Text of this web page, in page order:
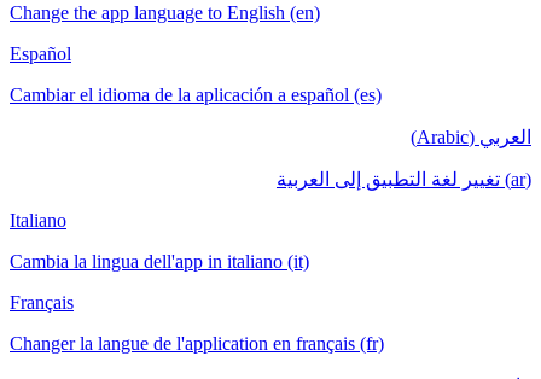
Change the app language to English (en)
Español
Cambiar el idioma de la aplicación a español (es)
العربي (Arabic)
(ar) تغيير لغة التطبيق إلى العربية
Italiano
Cambia la lingua dell'app in italiano (it)
Français
Changer la langue de l'application en français (fr)